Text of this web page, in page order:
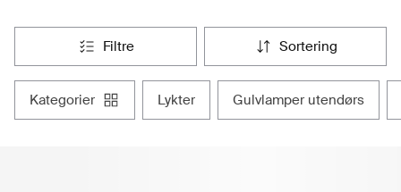
filtre sortering
kategorier lykter gulvlamper utendørs